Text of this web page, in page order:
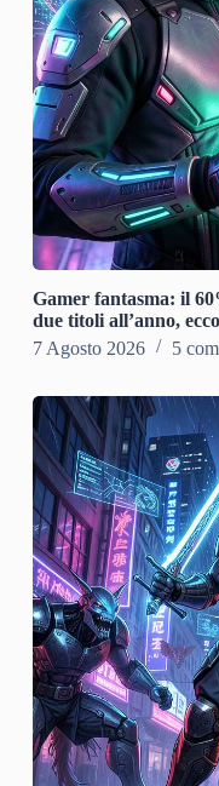
Gamer fantasma: il
due titoli all’anno,
7 Agosto 2026
5